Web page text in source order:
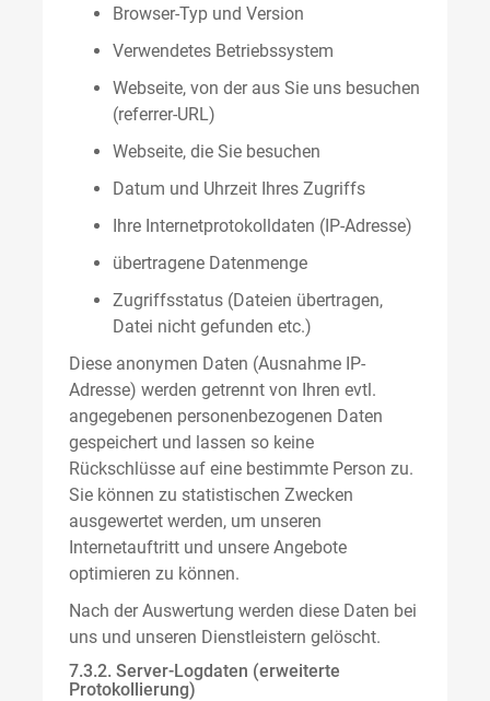
Browser-Typ und Version
Verwendetes Betriebssystem
Webseite, von der aus Sie uns besuchen
(referrer-URL)
Webseite, die Sie besuchen
Datum und Uhrzeit Ihres Zugriffs
Ihre Internetprotokolldaten (IP-Adresse)
übertragene Datenmenge
Zugriffsstatus (Dateien übertragen,
Datei nicht gefunden etc.)
Diese anonymen Daten (Ausnahme IP-
Adresse) werden getrennt von Ihren evtl.
angegebenen personenbezogenen Daten
gespeichert und lassen so keine
Rückschlüsse auf eine bestimmte Person zu.
Sie können zu statistischen Zwecken
ausgewertet werden, um unseren
Internetauftritt und unsere Angebote
optimieren zu können.
Nach der Auswertung werden diese Daten bei
uns und unseren Dienstleistern gelöscht.
7.3.2. Server-Logdaten (erweiterte
Protokollierung)